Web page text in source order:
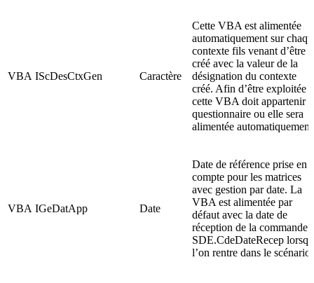
VBA IScDesCtxGen Caractère
Cette VBA est alimentée
automatiquement sur
contexte fils venant d’être
créé avec la valeur de la
désignation du contexte
créé. Afin d’être exploitée
cette VBA doit appartenir
questionnaire ou elle sera
alimentée
VBA IGeDatApp Date
Date de référence prise en
compte pour les matrices
avec gestion par date. La
VBA est alimentée par
défaut avec la date de
réception de la commande
SDE.CdeDateRecep
l’on rentre dans le scénario.